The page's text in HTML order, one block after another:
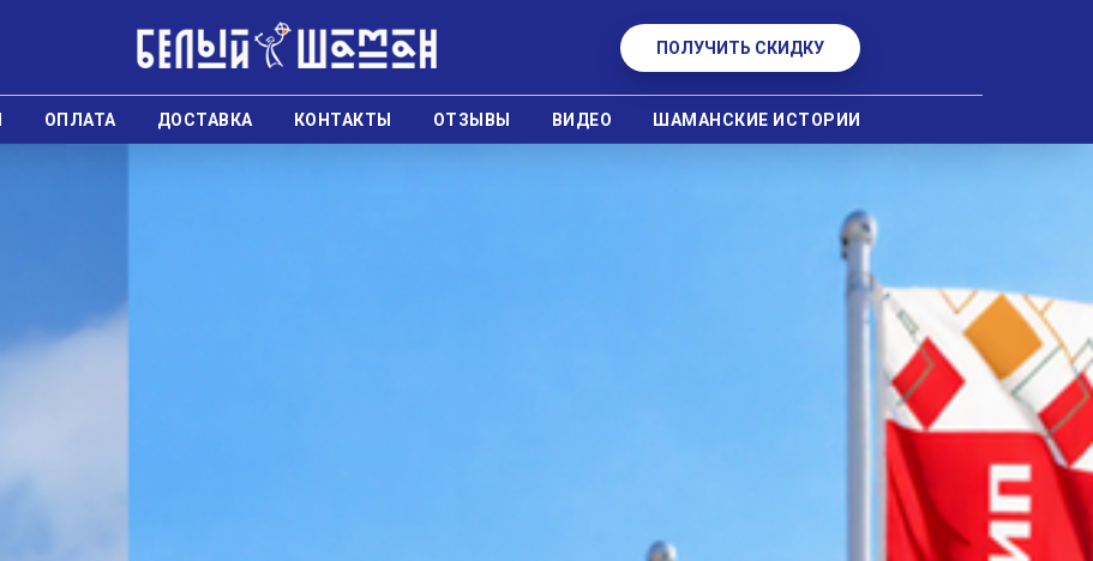
ПОЛУЧИТЬ СКИДКУ
ОПЛАТА ДОСТАВКА КОНТАКТЫ ОТЗЫВЫ ВИДЕО ШАМАНСКИЕ ИСТОРИИ